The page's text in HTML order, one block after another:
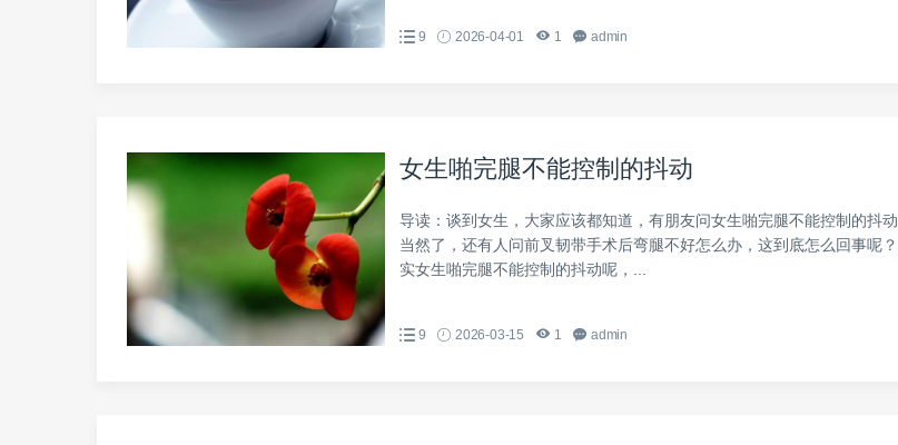
9 2026-04-01 1 admin
女生啪完腿不能控制的抖动
导读：谈到女生，大家应该都知道，有朋友问女生啪完腿不能控制的抖动
当然了，还有人问前叉韧带手术后弯腿不好怎么办，这到底怎么回事呢
实女生啪完腿不能控制的抖动呢，...
9 2026-03-15 1 admin